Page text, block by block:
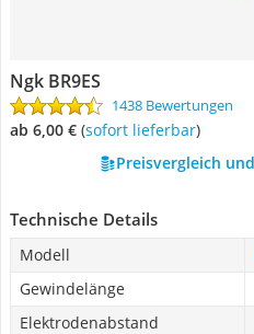
Ngk BR9ES
1438 Bewertungen
ab 6,00 € ( Sofort lieferbar)
Preisvergleich
Technische Details
Modell
Gewindelänge
Elektrodenabstand